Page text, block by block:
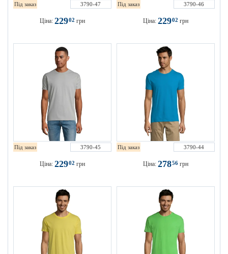
Під заказ 3790-47
Ціна: 22902 грн
Під заказ 3790-46
Ціна: 22902 грн
Під заказ 3790-45
Ціна: 22902 грн
Під заказ 3790-44
Ціна: 27856 грн